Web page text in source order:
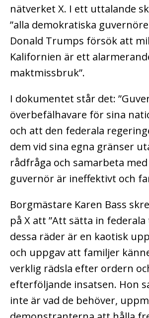
nätverket X. I ett uttalande
”alla demokratiska
Donald Trumps försök att
Kalifornien är ett
maktmissbruk”.
I dokumentet står det:
överbefälhavare för sina
och att den federala
dem vid sina egna gränser
rådfråga och samarbeta
guvernör är ineffektivt och
Borgmästare Karen Bass
på X att ”Att sätta in
dessa räder är en kaotisk
och uppgav att familjer
verklig rädsla efter ordern
efterföljande insatsen. Hon
inte är vad de behöver,